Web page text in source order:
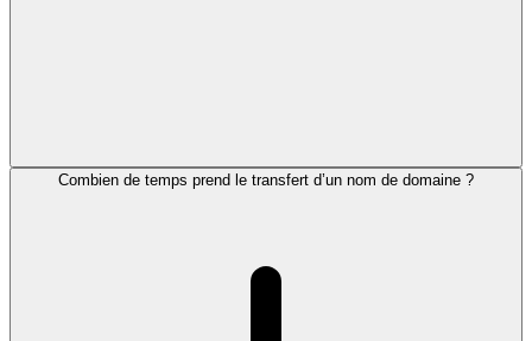
Combien de temps prend le transfert d’un nom de domaine ?